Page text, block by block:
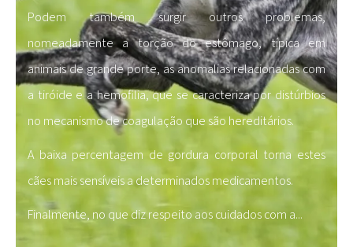
Podem também surgir outros problemas,
nomeadamente a torção do estômago, típica em
animais de grande porte, as anomalias relacionadas com
a tiróide e a hemofilia, que se caracteriza por distúrbios
no mecanismo de coagulação que são hereditários.
A baixa percentagem de gordura corporal torna estes
cães mais sensíveis a determinados medicamentos.
Finalmente, no que diz respeito aos cuidados com a...